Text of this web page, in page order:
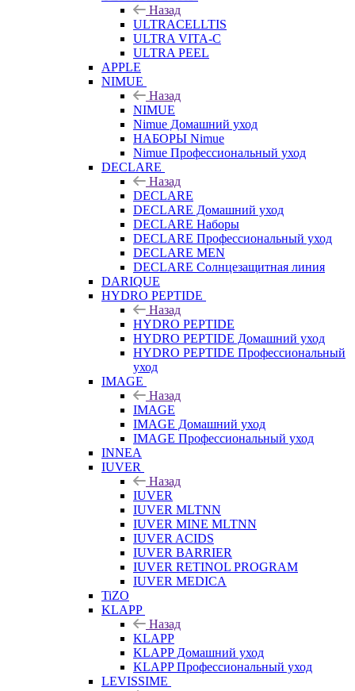
Назад
ULTRACELLTIS
ULTRA VITA-C
ULTRA PEEL
APPLE
NIMUE
Назад
NIMUE
Nimue Домашний уход
НАБОРЫ Nimue
Nimue Профессиональный уход
DECLARE
Назад
DECLARE
DECLARE Домашний уход
DECLARE Наборы
DECLARE Профессиональный уход
DECLARE MEN
DECLARE Солнцезащитная линия
DARIQUE
HYDRO PEPTIDE
Назад
HYDRO PEPTIDE
HYDRO PEPTIDE Домашний уход
HYDRO PEPTIDE Профессиональный
уход
IMAGE
Назад
IMAGE
IMAGE Домашний уход
IMAGE Профессиональный уход
INNEA
IUVER
Назад
IUVER
IUVER MLTNN
IUVER MINE MLTNN
IUVER ACIDS
IUVER BARRIER
IUVER RETINOL PROGRAM
IUVER MEDICA
TiZO
KLAPP
Назад
KLAPP
KLAPP Домашний уход
KLAPP Профессиональный уход
LEVISSIME